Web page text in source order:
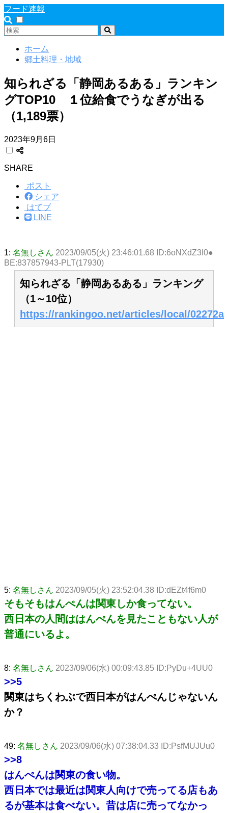
フード速報
ホーム
郷土料理・地域
知られざる「静岡あるある」ランキン
グTOP10 １位給食でうなぎが出る
（1,189票）
2023年9月6日
SHARE
ポスト
シェア
はてブ
LINE
1: 名無しさん 2023/09/05(火) 23:46:01.68 ID:6oNXdZ3I0●
BE:837857943-PLT(17930)
知られざる「静岡あるある」ランキング
（1～10位）
https://rankingoo.net/articles/local/02272a
5: 名無しさん 2023/09/05(火) 23:52:04.38 ID:dEZt4f6m0
そもそもはんぺんは関東しか食ってない。
西日本の人間ははんぺんを見たこともない人が
普通にいるよ。
8: 名無しさん 2023/09/06(水) 00:09:43.85 ID:PyDu+4UU0
>>5
関東はちくわぶで西日本がはんぺんじゃないん
か？
49: 名無しさん 2023/09/06(水) 07:38:04.33 ID:PsfMUJUu0
>>8
はんぺんは関東の食い物。
西日本では最近は関東人向けで売ってる店もあ
るが基本は食べない。昔は店に売ってなかっ